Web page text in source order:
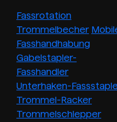
Fassrotation
Trommelbecher
Fasshandhabung
Gabelstapler-
Fasshandler
Unterhaken-
Trommel-Racker
Trommelschlepper